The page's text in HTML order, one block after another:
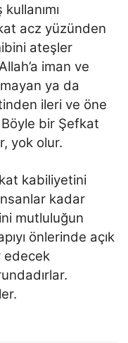
acz yüzünden
ateşler
iman ve
ya da
ileri ve öne
bir Şefkat
yok olur.
kabiliyetini
kadar
mutluluğun
önlerinde açık
edecek